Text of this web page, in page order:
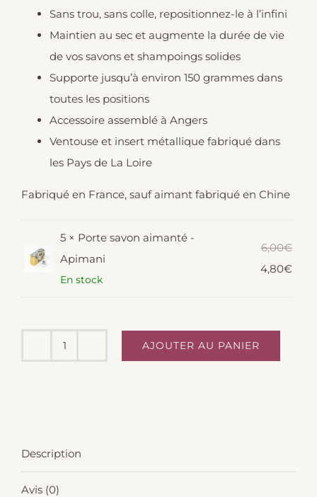
Sans trou, sans colle, repositionnez-le à l’infini
Maintien au sec et augmente la durée de vie
de vos savons et shampoings solides
Supporte jusqu’à environ 150 grammes dans
toutes les positions
Accessoire assemblé à Angers
Ventouse et insert métallique fabriqué dans
les Pays de La Loire
Fabriqué en France, sauf aimant fabriqué en Chine
5 × Porte savon aimanté -
Apimani
En stock
6,00€Le
prix
4,80€Le
porte-
AJOUTER AU PANIER
Description
Avis (0)